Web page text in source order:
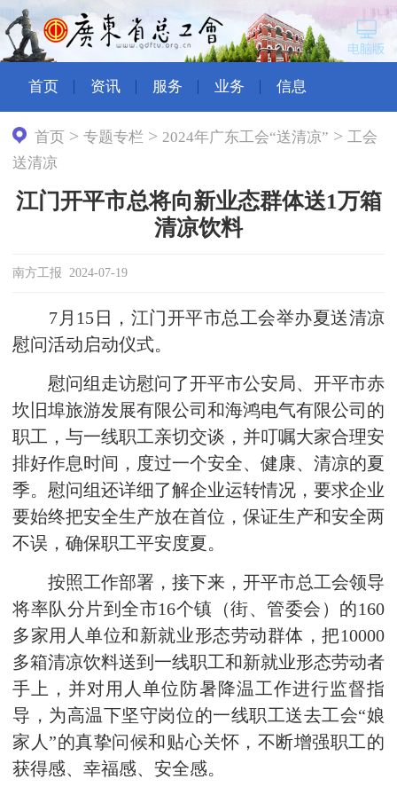
首页 资讯 服务 业务 信息
首页 >专题专栏 > 2024年广东工会“送清凉” > 工会
送清凉
江门开平市总将向新业态群体送1万箱
清凉饮料
南方工报 2024-07-19
7月15日，江门开平市总工会举办夏送清凉
慰问活动启动仪式。
慰问组走访慰问了开平市公安局、开平市赤
坎旧埠旅游发展有限公司和海鸿电气有限公司的
职工，与一线职工亲切交谈，并叮嘱大家合理安
排好作息时间，度过一个安全、健康、清凉的夏
季。慰问组还详细了解企业运转情况，要求企业
要始终把安全生产放在首位，保证生产和安全两
不误，确保职工平安度夏。
按照工作部署，接下来，开平市总工会领导
将率队分片到全市16个镇（街、管委会）的160
多家用人单位和新就业形态劳动群体，把10000
多箱清凉饮料送到一线职工和新就业形态劳动者
手上，并对用人单位防暑降温工作进行监督指
导，为高温下坚守岗位的一线职工送去工会“娘
家人”的真挚问候和贴心关怀，不断增强职工的
获得感、幸福感、安全感。